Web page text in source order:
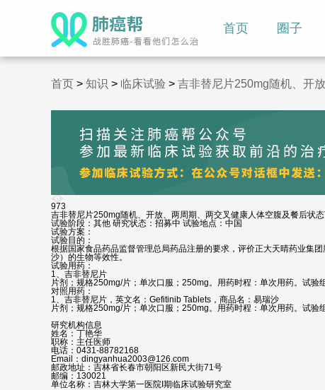
首页 圈子
首页 > 知识 > 临床试验 > 吉非替尼片250mg随机、开
973
吉非替尼片250mg随机、开放、两周期、两交叉健康人体空腹及餐后状
试验阶段：其他 研究状态：招募中 试验地点：中国
试验方案：
试验目的：
根据国家食品药品监督管理总局药品注册的要求，评价正大天晴药业集
沙）的生物等效性。
试验用药：
1、吉非替尼片
片剂；规格250mg/片；单次口服；250mg。用药时程：单次用药。试验组
对照用药：
1、吉非替尼片，英文名：Gefitinib Tablets，商品名：易瑞沙
片剂；规格250mg/片；单次口服；250mg。用药时程：单次用药。试验组
研究机构信息
姓名：丁艳华
职称：主任医师
电话：0431-88782168
Email：dingyanhua2003@126.com
邮政地址：吉林省长春市朝阳区新民大街71号
邮编：130021
单位名称：吉林大学第一医院I期临床试验研究室